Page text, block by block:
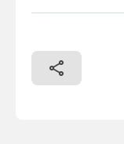
MF 4708 mit